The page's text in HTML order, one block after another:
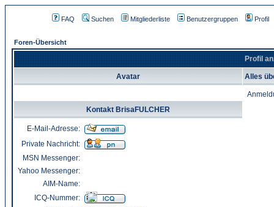
FAQ Suchen Mitgliederliste Benutzergruppen Profil
Foren-Übersicht
Profil
Avatar Alles
Kontakt BrisaFULCHER
E-Mail-Adresse:
Private Nachricht:
MSN Messenger:
Yahoo Messenger:
AIM-Name:
ICQ-Nummer: